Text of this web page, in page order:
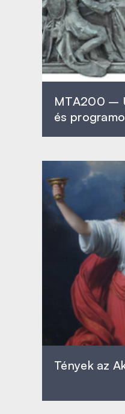
MTA200 –
és
Tények az